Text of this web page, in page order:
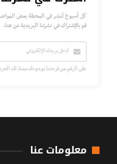
كل أسبوع تُنشر في المحطة بعض
قم بالإشتراك في نشرتنا البريدية من هنا.
على الرغم من فرحتنا بوجودك معنا، لك
معلومات عنا